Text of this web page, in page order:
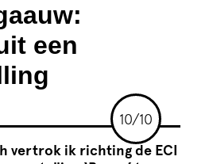
een
10/10
vertrok ik richting de ECI